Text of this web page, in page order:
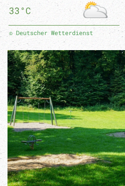
33°C
© Deutscher Wetterdienst